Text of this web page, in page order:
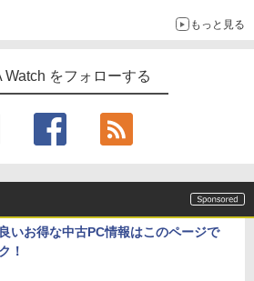
もっと見る
Watch をフォローする
いお得な中古PC情報はこのページで
！